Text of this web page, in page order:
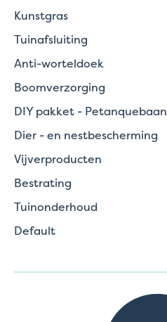
Kunstgras
Tuinafsluiting
Anti-worteldoek
Boomverzorging
DIY pakket - Petanquebaan
Dier - en nestbescherming
Vijverproducten
Bestrating
Tuinonderhoud
Default